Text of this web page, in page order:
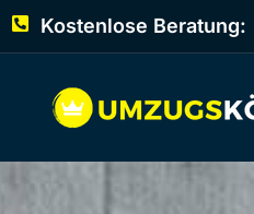
Kostenlose Beratung: